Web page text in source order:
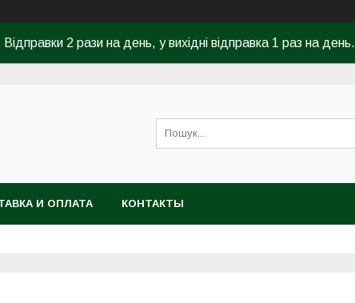
Відправки 2 рази на день, у вихідні відправка 1 раз на день.
И ОПЛАТА КОНТАКТЫ